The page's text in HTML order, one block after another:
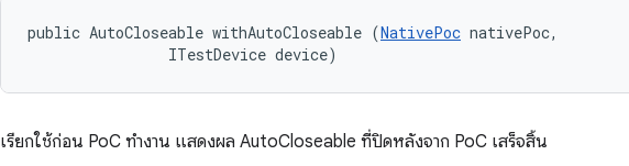
public AutoCloseable withAutoCloseable (NativePoc nativePoc,
                ITestDevice device)
เรียกใช้ก่อน PoC ทำงาน แสดงผล AutoCloseable ที่ปิดหลังจาก PoC เสร็จสิ้น